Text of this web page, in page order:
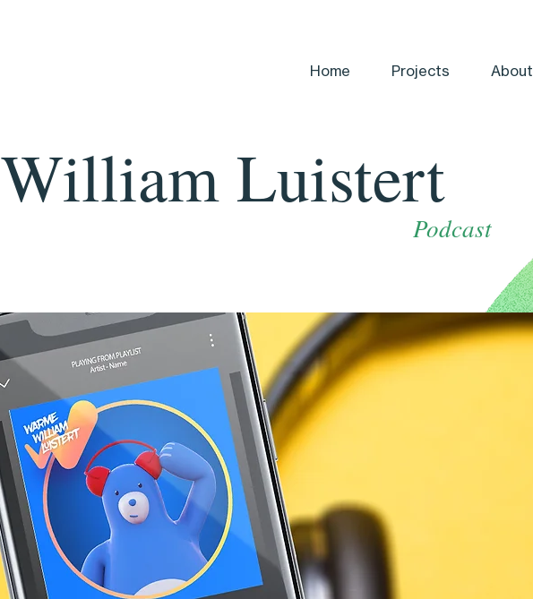
Home Projects About
William Luistert
Podcast